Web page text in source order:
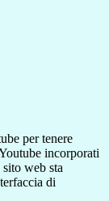
per tenere
incorporati
web sta
di